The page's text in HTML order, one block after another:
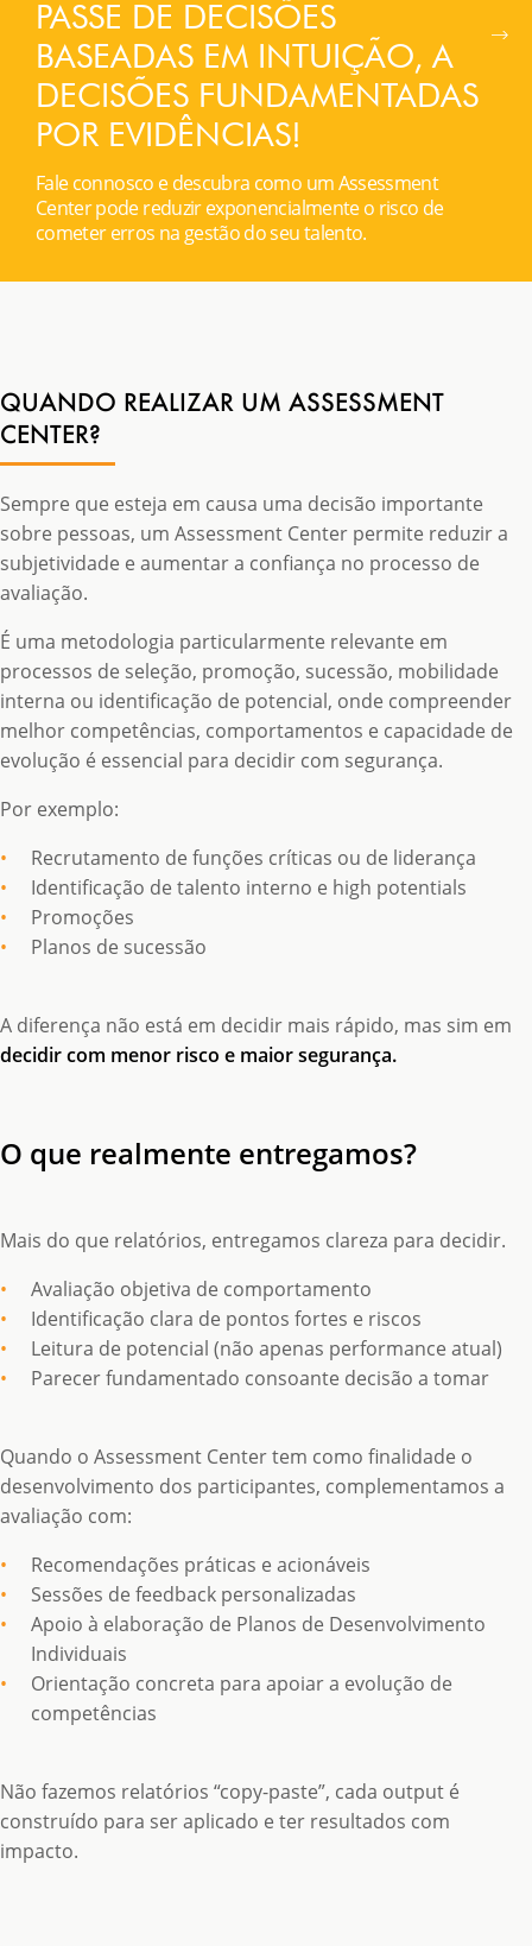
PASSE DE DECISÕES
BASEADAS EM INTUIÇÃO, A
DECISÕES FUNDAMENTADAS
POR EVIDÊNCIAS!
Fale connosco e descubra como um Assessment
Center pode reduzir exponencialmente o risco de
cometer erros na gestão do seu talento.
QUANDO REALIZAR UM ASSESSMENT
CENTER?
Sempre que esteja em causa uma decisão importante
sobre pessoas, um Assessment Center permite reduzir a
subjetividade e aumentar a confiança no processo de
avaliação.
É uma metodologia particularmente relevante em
processos de seleção, promoção, sucessão, mobilidade
interna ou identificação de potencial, onde compreender
melhor competências, comportamentos e capacidade de
evolução é essencial para decidir com segurança.
Por exemplo:
Recrutamento de funções críticas ou de liderança
Identificação de talento interno e high potentials
Promoções
Planos de sucessão
A diferença não está em decidir mais rápido, mas sim em
decidir com menor risco e maior segurança.
O que realmente entregamos?
Mais do que relatórios, entregamos clareza para decidir.
Avaliação objetiva de comportamento
Identificação clara de pontos fortes e riscos
Leitura de potencial (não apenas performance atual)
Parecer fundamentado consoante decisão a tomar
Quando o Assessment Center tem como finalidade o
desenvolvimento dos participantes, complementamos a
avaliação com:
Recomendações práticas e acionáveis
Sessões de feedback personalizadas
Apoio à elaboração de Planos de Desenvolvimento
Individuais
Orientação concreta para apoiar a evolução de
competências
Não fazemos relatórios “copy-paste”, cada output é
construído para ser aplicado e ter resultados com
impacto.